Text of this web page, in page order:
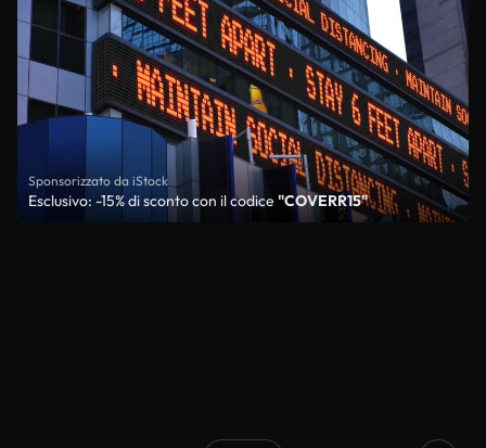
Sponsorizzato da iStock
Esclusivo: -15% di sconto con il codice "COVERR15"